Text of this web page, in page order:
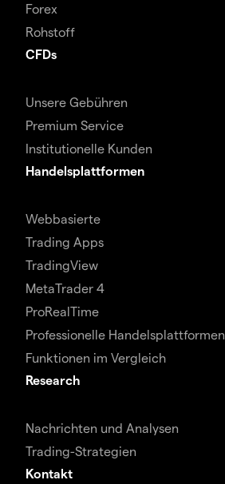
Forex
Rohstoff
CFDs
Unsere Gebühren
Premium Service
Institutionelle Kunden
Handelsplattformen
Webbasierte
Trading Apps
TradingView
MetaTrader 4
ProRealTime
Professionelle Handelsplattformen
Funktionen im Vergleich
Research
Nachrichten und Analysen
Trading-Strategien
Kontakt